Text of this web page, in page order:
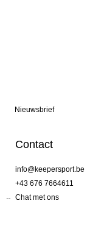
Nieuwsbrief
Contact
info@keepersport.be
+43 676 7664611
Chat met ons